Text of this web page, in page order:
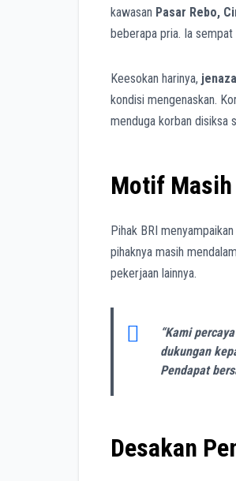
kawasan Pasar Rebo,
beberapa pria. Ia
Keesokan harinya,
kondisi mengenaskan.
menduga korban disiksa
Motif Masih
Pihak BRI
pihaknya masih
pekerjaan lainnya.
“Kami
dukungan
Pendapat
Desakan